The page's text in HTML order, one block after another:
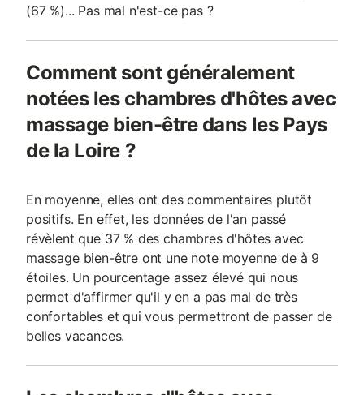
(67 %)... Pas mal n'est-ce pas ?
Comment sont généralement
notées les chambres d'hôtes avec
massage bien-être dans les Pays
de la Loire ?
En moyenne, elles ont des commentaires plutôt
positifs. En effet, les données de l'an passé
révèlent que 37 % des chambres d'hôtes avec
massage bien-être ont une note moyenne de à 9
étoiles. Un pourcentage assez élevé qui nous
permet d'affirmer qu'il y en a pas mal de très
confortables et qui vous permettront de passer de
belles vacances.